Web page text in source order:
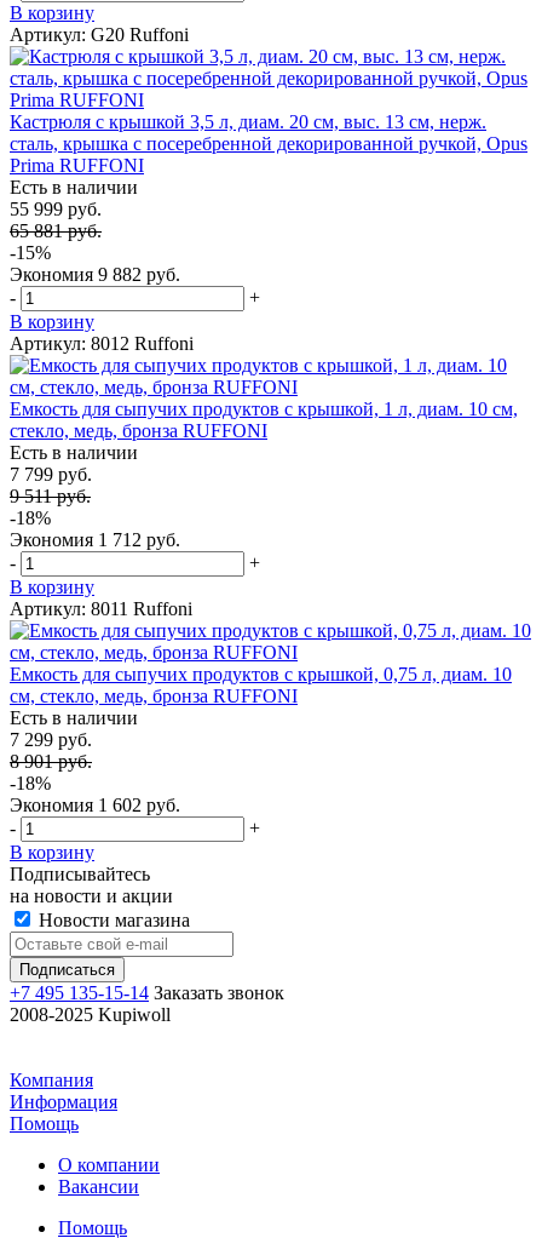
В корзину
Артикул: G20 Ruffoni
Кастрюля с крышкой 3,5 л, диам. 20 см, выс. 13 см, нерж.
сталь, крышка с посеребренной декорированной ручкой, Opus
Prima RUFFONI
Есть в наличии
55 999 руб.
65 881 руб.
-15%
Экономия 9 882 руб.
-
+
В корзину
Артикул: 8012 Ruffoni
Емкость для сыпучих продуктов с крышкой, 1 л, диам. 10 см,
стекло, медь, бронза RUFFONI
Есть в наличии
7 799 руб.
9 511 руб.
-18%
Экономия 1 712 руб.
-
+
В корзину
Артикул: 8011 Ruffoni
Емкость для сыпучих продуктов с крышкой, 0,75 л, диам. 10
см, стекло, медь, бронза RUFFONI
Есть в наличии
7 299 руб.
8 901 руб.
-18%
Экономия 1 602 руб.
-
+
В корзину
Подписывайтесь
на новости и акции
Новости магазина
+7 495 135-15-14 Заказать звонок
2008-2025 Kupiwoll
Компания
Информация
Помощь
О компании
Вакансии
Помощь